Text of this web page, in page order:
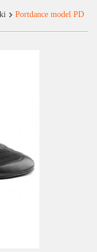
Portdance model PD